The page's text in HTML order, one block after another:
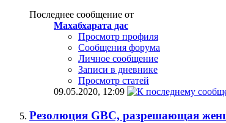
Последнее сообщение от
Махабхарата дас
Просмотр профиля
Сообщения форума
Личное сообщение
Записи в дневнике
Просмотр статей
09.05.2020, 12:09
Резолюция GBC, разрешающая